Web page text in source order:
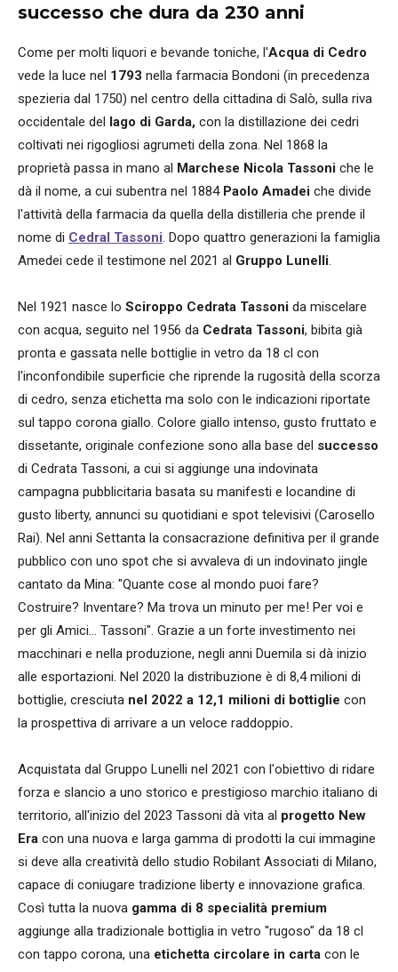
successo che dura da 230 anni
Come per molti liquori e bevande toniche, l'Acqua di Cedro
vede la luce nel 1793 nella farmacia Bondoni (in precedenza
spezieria dal 1750) nel centro della cittadina di Salò, sulla riva
occidentale del lago di Garda, con la distillazione dei cedri
coltivati nei rigogliosi agrumeti della zona. Nel 1868 la
proprietà passa in mano al Marchese Nicola Tassoni che le
dà il nome, a cui subentra nel 1884 Paolo Amadei che divide
l'attività della farmacia da quella della distilleria che prende il
nome di Cedral Tassoni. Dopo quattro generazioni la famiglia
Amedei cede il testimone nel 2021 al Gruppo Lunelli.
Nel 1921 nasce lo Sciroppo Cedrata Tassoni da miscelare
con acqua, seguito nel 1956 da Cedrata Tassoni, bibita già
pronta e gassata nelle bottiglie in vetro da 18 cl con
l'inconfondibile superficie che riprende la rugosità della scorza
di cedro, senza etichetta ma solo con le indicazioni riportate
sul tappo corona giallo. Colore giallo intenso, gusto fruttato e
dissetante, originale confezione sono alla base del successo
di Cedrata Tassoni, a cui si aggiunge una indovinata
campagna pubblicitaria basata su manifesti e locandine di
gusto liberty, annunci su quotidiani e spot televisivi (Carosello
Rai). Nel anni Settanta la consacrazione definitiva per il grande
pubblico con uno spot che si avvaleva di un indovinato jingle
cantato da Mina: "Quante cose al mondo puoi fare?
Costruire? Inventare? Ma trova un minuto per me! Per voi e
per gli Amici... Tassoni". Grazie a un forte investimento nei
macchinari e nella produzione, negli anni Duemila si dà inizio
alle esportazioni. Nel 2020 la distribuzione è di 8,4 milioni di
bottiglie, cresciuta nel 2022 a 12,1 milioni di bottiglie con
la prospettiva di arrivare a un veloce raddoppio.
Acquistata dal Gruppo Lunelli nel 2021 con l'obiettivo di ridare
forza e slancio a uno storico e prestigioso marchio italiano di
territorio, all'inizio del 2023 Tassoni dà vita al progetto New
Era con una nuova e larga gamma di prodotti la cui immagine
si deve alla creatività dello studio Robilant Associati di Milano,
capace di coniugare tradizione liberty e innovazione grafica.
Così tutta la nuova gamma di 8 specialità premium
aggiunge alla tradizionale bottiglia in vetro "rugoso" da 18 cl
con tappo corona, una etichetta circolare in carta con le